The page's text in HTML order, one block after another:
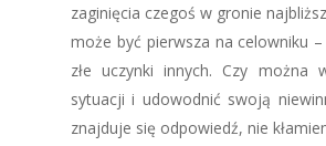
zaginięcia czegoś w gronie
może być pierwsza na celowniku
złe uczynki innych. Czy można
sytuacji i udowodnić swoją
znajduje się odpowiedź, nie